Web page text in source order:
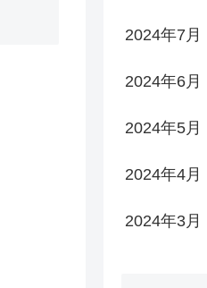
2024年7月
2024年6月
2024年5月
2024年4月
2024年3月